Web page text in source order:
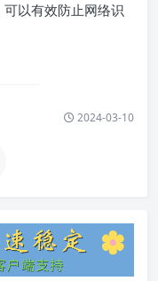
以有效防止网络识
2024-03-10